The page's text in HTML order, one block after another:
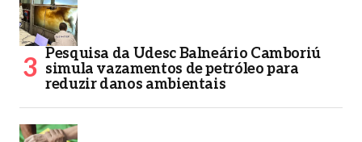
Pesquisa da Udesc Balneário Camboriú
simula vazamentos de petróleo para
reduzir danos ambientais